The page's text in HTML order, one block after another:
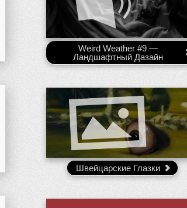
Weird Weather #9 —
Ландшафтный Дазайн
Швейцарские Глазки